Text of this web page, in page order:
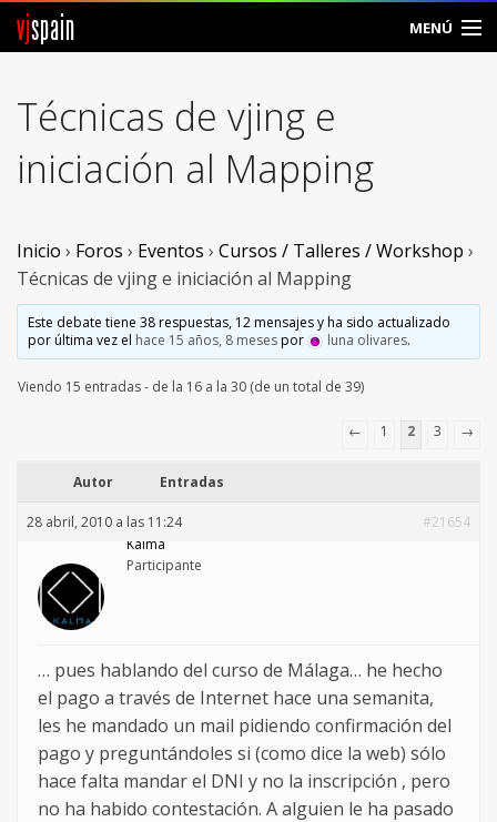
vjspain MENÚ
Foros
Noticias
Vjspain
Ayuda
Contacto
Entrar
Técnicas de vjing e
iniciación al Mapping
Inicio › Foros › Eventos › Cursos / Talleres / Workshop ›
Técnicas de vjing e iniciación al Mapping
Este debate tiene 38 respuestas, 12 mensajes y ha sido actualizado
por última vez el hace 15 años, 8 mesespor luna olivares.
Viendo 15 entradas - de la 16 a la 30 (de un total de 39)
← 1 2 3 →
Autor Entradas
28 abril, 2010 a las 11:24
#21654
Kalma
Participante
… pues hablando del curso de Málaga… he hecho
el pago a través de Internet hace una semanita,
les he mandado un mail pidiendo confirmación del
pago y preguntándoles si (como dice la web) sólo
hace falta mandar el DNI y no la inscripción , pero
no ha habido contestación. A alguien le ha pasado